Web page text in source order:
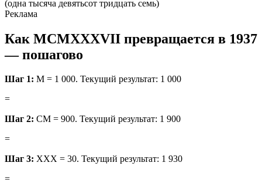
(одна тысяча девятьсот тридцать семь)
Как MCMXXXVII превращается в 1937
— пошагово
Шаг 1: M = 1 000. Текущий результат: 1 000
=
Шаг 2: CM = 900. Текущий результат: 1 900
=
Шаг 3: XXX = 30. Текущий результат: 1 930
=